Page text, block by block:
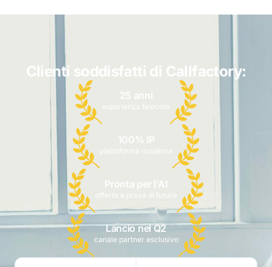
Clienti soddisfatti di Callfactory:
25 anni
esperienza telecom
100% IP
piattaforma moderna
Pronta per l'AI
offerta a prova di futuro
Lancio nel Q2
canale partner esclusivo